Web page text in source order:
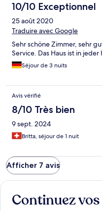
10/10 Exceptionnel
25 août 2020
Traduire avec Google
Sehr schöne Zimmer, sehr
Service. Das Haus ist in
Séjour de 3 nuits
Avis vérifié
8/10 Très bien
9 sept. 2024
Britta, séjour de 1 nuit
Afficher 7 avis
Continuez